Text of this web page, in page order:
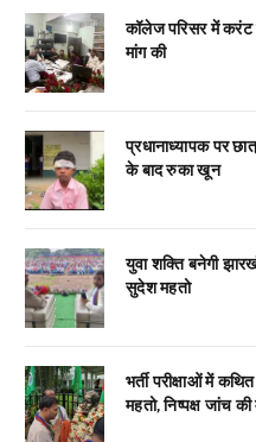
कॉलेज परिसर में
मांग की
प्रधानाध्यापक पर
के बाद रुका खून
युवा शक्ति बनेगी
सुदेश महतो
भर्ती परीक्षाओं में
महतो, निष्पक्ष जांच की